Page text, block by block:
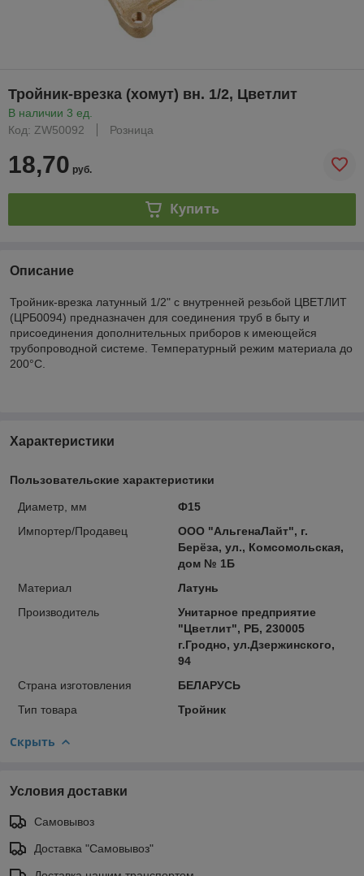
Тройник-врезка (хомут) вн. 1/2, Цветлит
В наличии 3 ед.
Код: ZW50092
Розница
18,70 руб.
Купить
Описание
Тройник-врезка латунный 1/2" с внутренней резьбой ЦВЕТЛИТ
(ЦРБ0094) предназначен для соединения труб в быту и
присоединения дополнительных приборов к имеющейся
трубопроводной системе. Температурный режим материала до
200°С.
Характеристики
Пользовательские характеристики
Диаметр, мм
Ф15
Импортер/Продавец
ООО "АльгенаЛайт", г.
Берёза, ул., Комсомольская,
дом № 1Б
Материал
Латунь
Производитель
Унитарное предприятие
"Цветлит", РБ, 230005
г.Гродно, ул.Дзержинского,
94
Страна изготовления
БЕЛАРУСЬ
Тип товара
Тройник
Скрыть
Условия доставки
Самовывоз
Доставка "Самовывоз"